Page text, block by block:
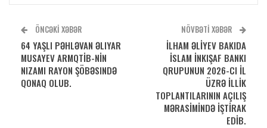
ÖNCƏKI XƏBƏR
64 YAŞLI PƏHLƏVAN ƏLIYAR
MUSAYEV ARMQTİB-NİN
NIZAMI RAYON ŞÖBƏSINDƏ
QONAQ OLUB.
NÖVBƏTI XƏBƏR
İLHAM ƏLİYEV BAKIDA
İSLAM İNKIŞAF BANKI
QRUPUNUN 2026-CI İL
ÜZRƏ İLLİK
TOPLANTILARININ AÇILIŞ
MƏRASİMİNDƏ İŞTİRAK
EDİB.